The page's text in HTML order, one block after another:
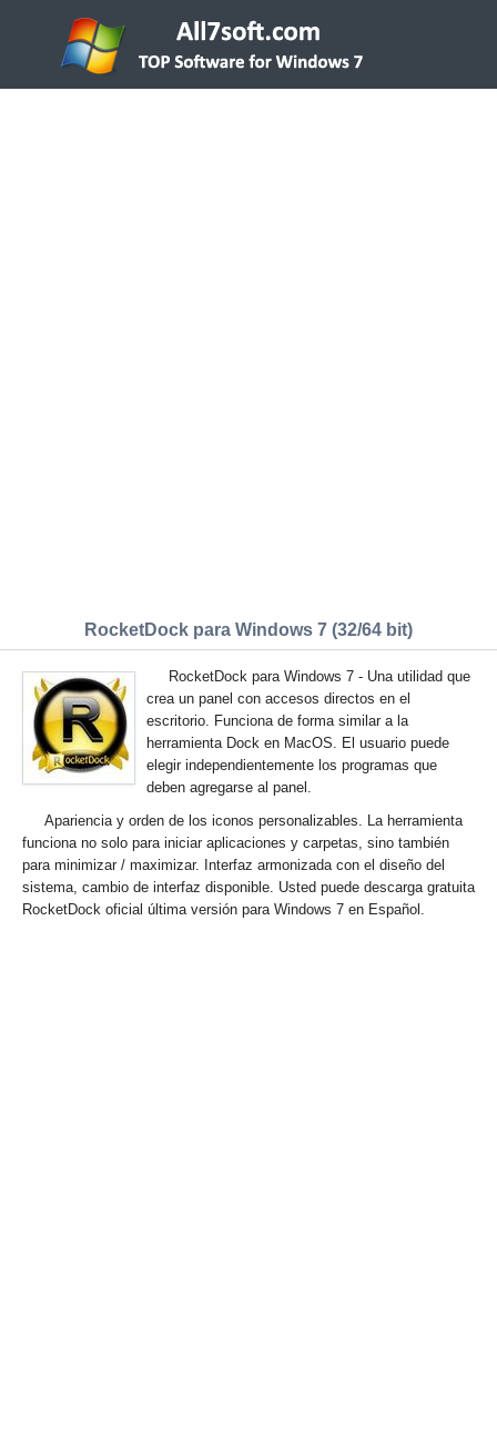
RocketDock para Windows 7 (32/64 bit)
RocketDock para Windows 7 - Una utilidad que
crea un panel con accesos directos en el
escritorio. Funciona de forma similar a la
herramienta Dock en MacOS. El usuario puede
elegir independientemente los programas que
deben agregarse al panel.
Apariencia y orden de los iconos personalizables. La herramienta
funciona no solo para iniciar aplicaciones y carpetas, sino también
para minimizar / maximizar. Interfaz armonizada con el diseño del
sistema, cambio de interfaz disponible. Usted puede descarga gratuita
RocketDock oficial última versión para Windows 7 en Español.